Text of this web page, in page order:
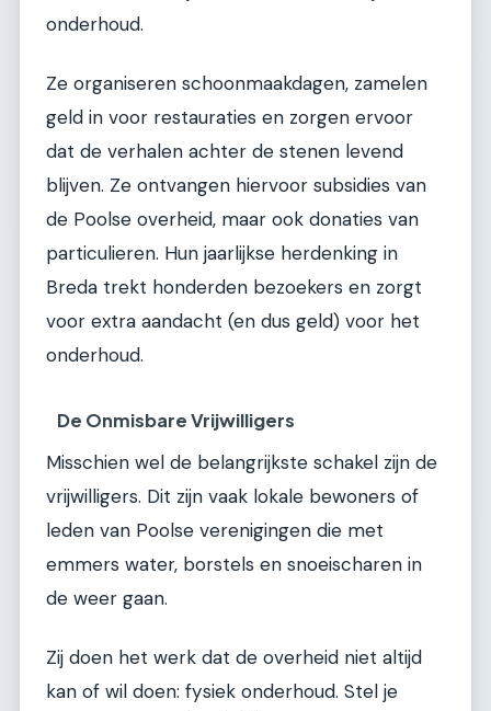
onderhoud.
Ze organiseren schoonmaakdagen, zamelen
geld in voor restauraties en zorgen ervoor
dat de verhalen achter de stenen levend
blijven. Ze ontvangen hiervoor subsidies van
de Poolse overheid, maar ook donaties van
particulieren. Hun jaarlijkse herdenking in
Breda trekt honderden bezoekers en zorgt
voor extra aandacht (en dus geld) voor het
onderhoud.
De Onmisbare Vrijwilligers
Misschien wel de belangrijkste schakel zijn de
vrijwilligers. Dit zijn vaak lokale bewoners of
leden van Poolse verenigingen die met
emmers water, borstels en snoeischaren in
de weer gaan.
Zij doen het werk dat de overheid niet altijd
kan of wil doen: fysiek onderhoud. Stel je